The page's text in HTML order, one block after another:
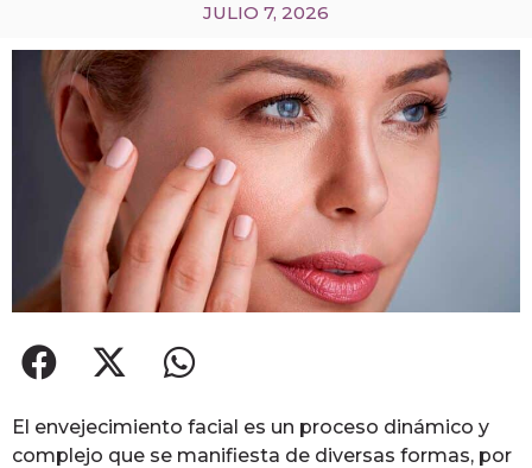
JULIO 7, 2026
El envejecimiento facial es un proceso dinámico y
complejo que se manifiesta de diversas formas, por